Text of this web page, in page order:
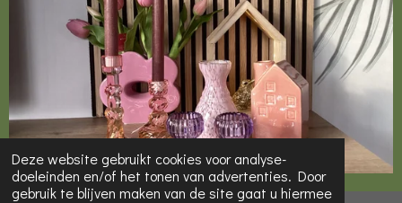
Deze website gebruikt cookies voor analyse-
doeleinden en/of het tonen van advertenties. Door
gebruik te blijven maken van de site gaat u hiermee